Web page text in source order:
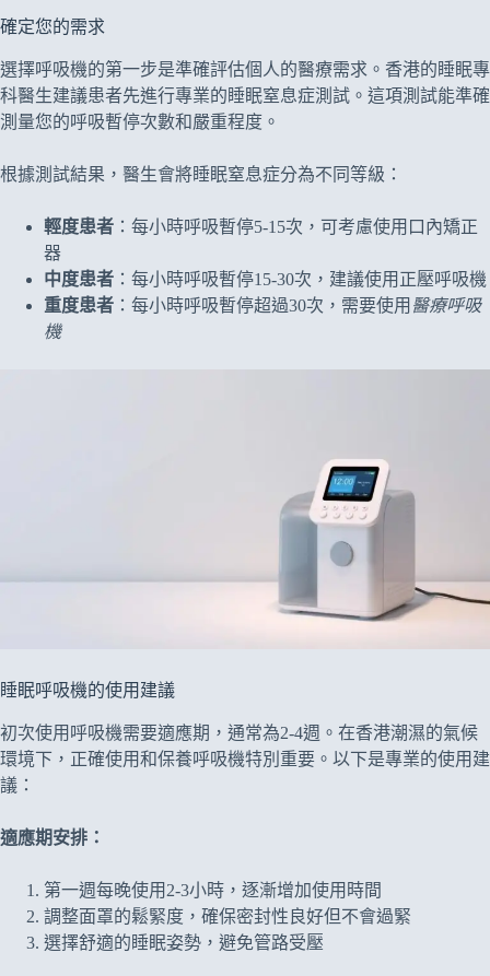
確定您的需求
選擇呼吸機的第一步是準確評估個人的醫療需求。香港的睡眠專
科醫生建議患者先進行專業的睡眠窒息症測試。這項測試能準確
測量您的呼吸暫停次數和嚴重程度。
根據測試結果，醫生會將睡眠窒息症分為不同等級：
輕度患者 ：每小時呼吸暫停5-15次，可考慮使用口內矯正
器
中度患者 ：每小時呼吸暫停15-30次，建議使用正壓呼吸機
重度患者 ：每小時呼吸暫停超過30次，需要使用 醫療呼吸
機
睡眠呼吸機的使用建議
初次使用呼吸機需要適應期，通常為2-4週。在香港潮濕的氣候
環境下，正確使用和保養呼吸機特別重要。以下是專業的使用建
議：
適應期安排：
第一週每晚使用2-3小時，逐漸增加使用時間
調整面罩的鬆緊度，確保密封性良好但不會過緊
選擇舒適的睡眠姿勢，避免管路受壓